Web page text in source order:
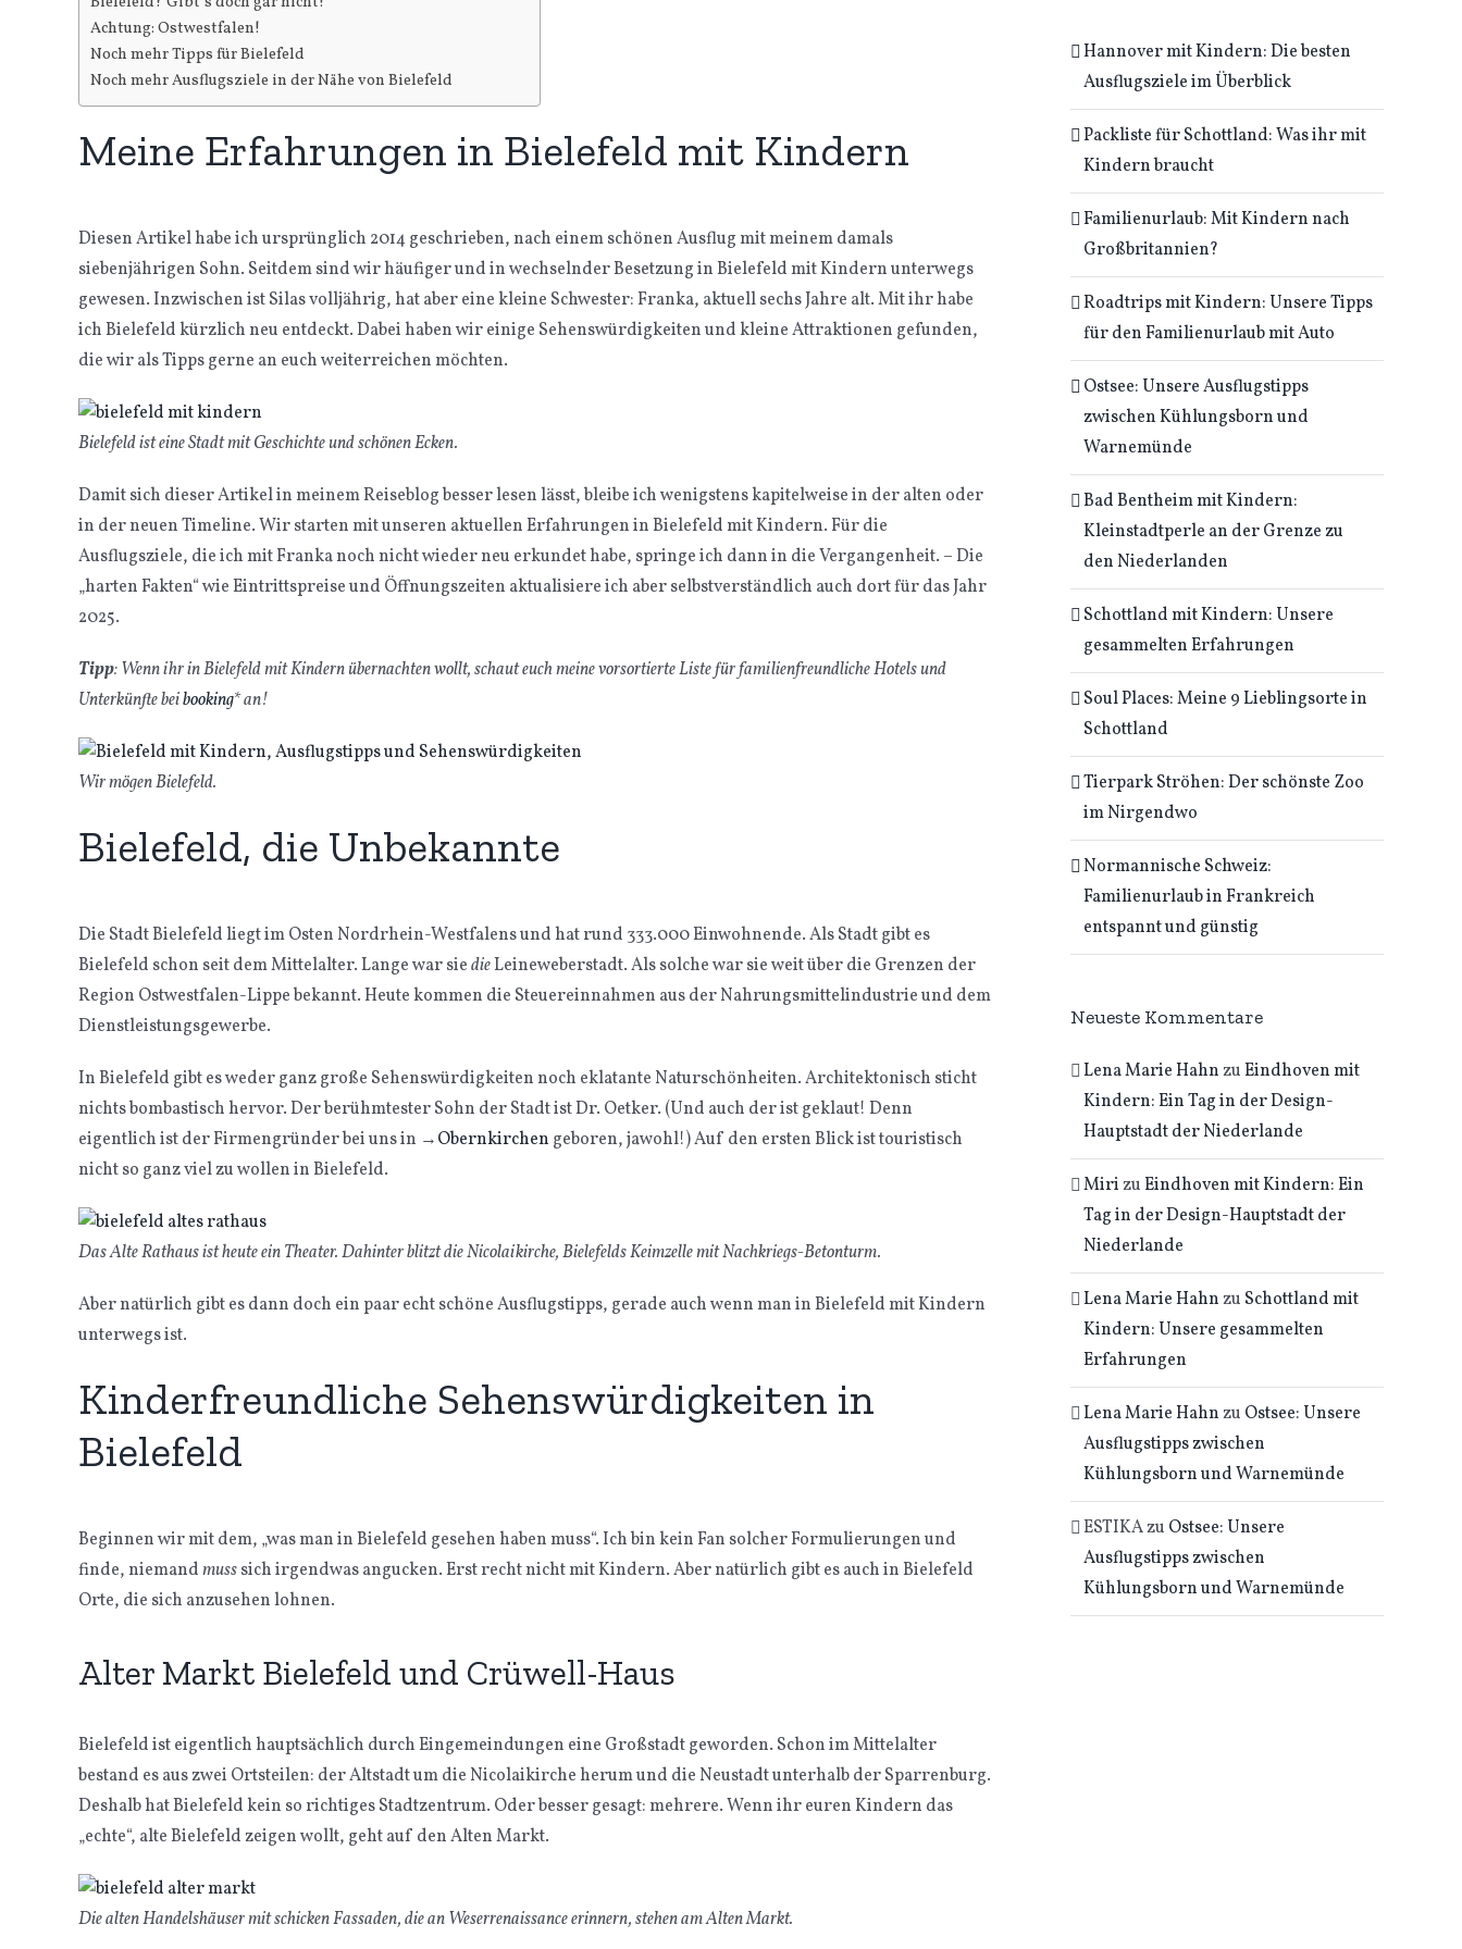
Achtung: Ostwestfalen!
Noch mehr Tipps für Bielefeld
Noch mehr Ausflugsziele in der Nähe von Bielefeld
Meine Erfahrungen in Bielefeld mit Kindern
Diesen Artikel habe ich ursprünglich 2014 geschrieben, nach einem schönen Ausflug mit meinem damals
siebenjährigen Sohn. Seitdem sind wir häufiger und in wechselnder Besetzung in Bielefeld mit Kindern unterwegs
gewesen. Inzwischen ist Silas volljährig, hat aber eine kleine Schwester: Franka, aktuell sechs Jahre alt. Mit ihr habe
ich Bielefeld kürzlich neu entdeckt. Dabei haben wir einige Sehenswürdigkeiten und kleine Attraktionen gefunden,
die wir als Tipps gerne an euch weiterreichen möchten.
Bielefeld ist eine Stadt mit Geschichte und schönen Ecken.
Damit sich dieser Artikel in meinem Reiseblog besser lesen lässt, bleibe ich wenigstens kapitelweise in der alten oder
in der neuen Timeline. Wir starten mit unseren aktuellen Erfahrungen in Bielefeld mit Kindern. Für die
Ausflugsziele, die ich mit Franka noch nicht wieder neu erkundet habe, springe ich dann in die Vergangenheit. – Die
„harten Fakten“ wie Eintrittspreise und Öffnungszeiten aktualisiere ich aber selbstverständlich auch dort für das Jahr
2025.
Tipp: Wenn ihr in Bielefeld mit Kindern übernachten wollt, schaut euch meine vorsortierte Liste für familienfreundliche Hotels und
Unterkünfte beibooking* an!
Wir mögen Bielefeld.
Bielefeld, die Unbekannte
Die Stadt Bielefeld liegt im Osten Nordrhein-Westfalens und hat rund 333.000 Einwohnende. Als Stadt gibt es
Bielefeld schon seit dem Mittelalter. Lange war siedieLeineweberstadt. Als solche war sie weit über die Grenzen der
Region Ostwestfalen-Lippe bekannt. Heute kommen die Steuereinnahmen aus der Nahrungsmittelindustrie und dem
Dienstleistungsgewerbe.
In Bielefeld gibt es weder ganz große Sehenswürdigkeiten noch eklatante Naturschönheiten. Architektonisch sticht
nichts bombastisch hervor. Der berühmtester Sohn der Stadt ist Dr. Oetker. (Und auch der ist geklaut! Denn
eigentlich ist der Firmengründer bei uns in →Obernkirchen geboren, jawohl!) Auf den ersten Blick ist touristisch
nicht so ganz viel zu wollen in Bielefeld.
Das Alte Rathaus ist heute ein Theater. Dahinter blitzt die Nicolaikirche, Bielefelds Keimzelle mit Nachkriegs-Betonturm.
Aber natürlich gibt es dann doch ein paar echt schöne Ausflugstipps, gerade auch wenn man in Bielefeld mit Kindern
unterwegs ist.
Kinderfreundliche Sehenswürdigkeiten in
Bielefeld
Beginnen wir mit dem, „was man in Bielefeld gesehen haben muss“. Ich bin kein Fan solcher Formulierungen und
finde, niemandmusssich irgendwas angucken. Erst recht nicht mit Kindern. Aber natürlich gibt es auch in Bielefeld
Orte, die sich anzusehen lohnen.
Alter Markt Bielefeld und Crüwell-Haus
Bielefeld ist eigentlich hauptsächlich durch Eingemeindungen eine Großstadt geworden. Schon im Mittelalter
bestand es aus zwei Ortsteilen: der Altstadt um die Nicolaikirche herum und die Neustadt unterhalb der Sparrenburg.
Deshalb hat Bielefeld kein so richtiges Stadtzentrum. Oder besser gesagt: mehrere. Wenn ihr euren Kindern das
„echte“, alte Bielefeld zeigen wollt, geht auf den Alten Markt.
Die alten Handelshäuser mit schicken Fassaden, die an Weserrenaissance erinnern, stehen am Alten Markt.
Hannover mit Kindern: Die besten
Ausflugsziele im Überblick
Packliste für Schottland: Was ihr mit
Kindern braucht
Familienurlaub: Mit Kindern nach
Großbritannien?
Roadtrips mit Kindern: Unsere Tipps
für den Familienurlaub mit Auto
Ostsee: Unsere Ausflugstipps
zwischen Kühlungsborn und
Warnemünde
Bad Bentheim mit Kindern:
Kleinstadtperle an der Grenze zu
den Niederlanden
Schottland mit Kindern: Unsere
gesammelten Erfahrungen
Soul Places: Meine 9 Lieblingsorte in
Schottland
Tierpark Ströhen: Der schönste Zoo
im Nirgendwo
Normannische Schweiz:
Familienurlaub in Frankreich
entspannt und günstig
Neueste Kommentare
Lena Marie HahnzuEindhoven mit
Kindern: Ein Tag in der Design-
Hauptstadt der Niederlande
MirizuEindhoven mit Kindern: Ein
Tag in der Design-Hauptstadt der
Niederlande
Lena Marie Hahnzu Schottland mit
Kindern: Unsere gesammelten
Erfahrungen
Lena Marie Hahnzu Ostsee: Unsere
Ausflugstipps zwischen
Kühlungsborn und Warnemünde
ESTIKAzu Ostsee: Unsere
Ausflugstipps zwischen
Kühlungsborn und Warnemünde